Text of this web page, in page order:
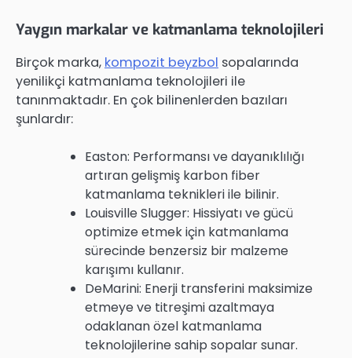
Yaygın markalar ve katmanlama teknolojileri
Birçok marka, kompozit beyzbol sopalarında
yenilikçi katmanlama teknolojileri ile
tanınmaktadır. En çok bilinenlerden bazıları
şunlardır:
Easton: Performansı ve dayanıklılığı
artıran gelişmiş karbon fiber
katmanlama teknikleri ile bilinir.
Louisville Slugger: Hissiyatı ve gücü
optimize etmek için katmanlama
sürecinde benzersiz bir malzeme
karışımı kullanır.
DeMarini: Enerji transferini maksimize
etmeye ve titreşimi azaltmaya
odaklanan özel katmanlama
teknolojilerine sahip sopalar sunar.